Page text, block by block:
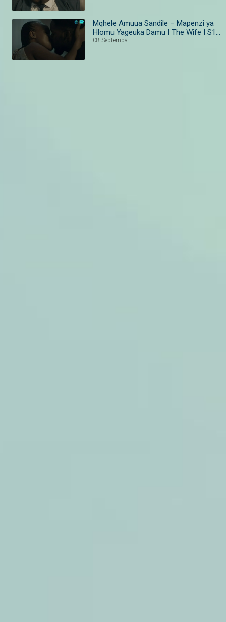
Mqhele Amuua Sandile – Mapenzi ya
Hlomu Yageuka Damu I The Wife I S1 I
Ep 39-40 I Maisha Magic Bongo
08 Septemba